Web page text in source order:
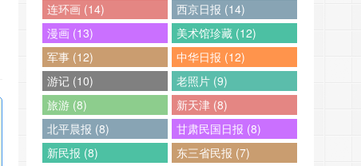
连环画 (14)
西京日报 (14)
漫画 (13)
美术馆珍藏 (12)
军事 (12)
中华日报 (12)
游记 (10)
老照片 (9)
旅游 (8)
新天津 (8)
北平晨报 (8)
甘肃民国日报 (8)
新民报 (8)
东三省民报 (7)